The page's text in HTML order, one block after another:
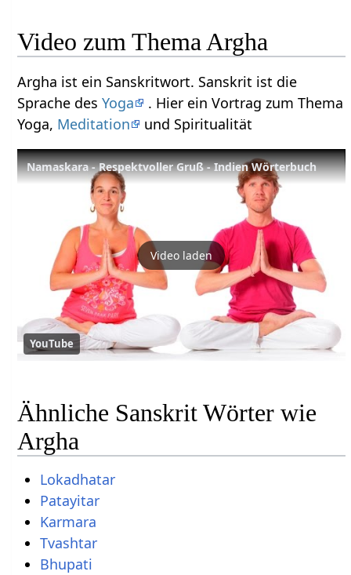
Video zum Thema Argha
Argha ist ein Sanskritwort. Sanskrit ist die
Sprache desYoga
. Hier ein Vortrag zum Thema
Yoga, Meditation und Spiritualität
Namaskara - Respektvoller Gruß - Indien Wörterbuch
Video laden
YouTube
Ähnliche Sanskrit Wörter wie
Argha
Lokadhatar
Patayitar
Karmara
Tvashtar
Bhupati